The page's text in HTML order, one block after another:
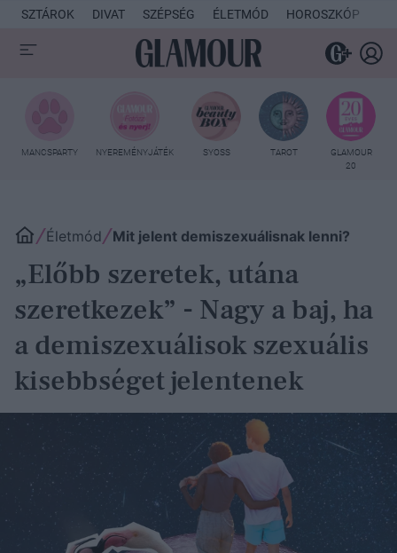
SZTÁROK DIVAT SZÉPSÉG ÉLETMÓD HOROSZKÓP
MANCSPARTY NYEREMÉNYJÁTÉK SYOSS TAROT
GLAMOUR
20
Életmód Mit jelent demiszexuálisnak lenni?
„Előbb szeretek, utána
szeretkezek” - Nagy a baj, ha
a demiszexuálisok szexuális
kisebbséget jelentenek